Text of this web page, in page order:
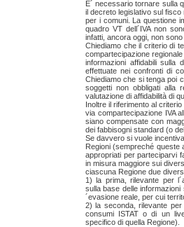
E´ necessario tornare sulla
il decreto legislativo sul
per i comuni. La questione
quadro VT dell´IVA non
infatti, ancora oggi, non sono
Chiediamo che il criterio di
compartecipazione
informazioni affidabili sulla
effettuate nei confronti di
Chiediamo che si tenga poi
soggetti non obbligati alla
valutazione di affidabilità di
Inoltre il riferimento al
via compartecipazione IVA
siano compensate con
dei fabbisogni standard (o
Se davvero si vuole
Regioni (sempreché queste
appropriati per parteciparvi
in misura maggiore sui
ciascuna Regione due
1) la prima, rilevante per
sulla base delle
´evasione reale, per cui
2) la seconda, rilevante
consumi ISTAT o di un
specifico di quella Regione).